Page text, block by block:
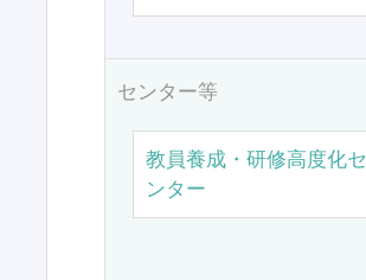
センター等
教員養成・研修高度化セ
ンター